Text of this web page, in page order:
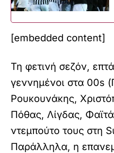
[embedded content]
Τη φετινή σεζόν,
γεννημένοι στα 00s
Ρουκουνάκης,
Πόθας, Λίγδας,
ντεμπούτο τους στη
Παράλληλα, η